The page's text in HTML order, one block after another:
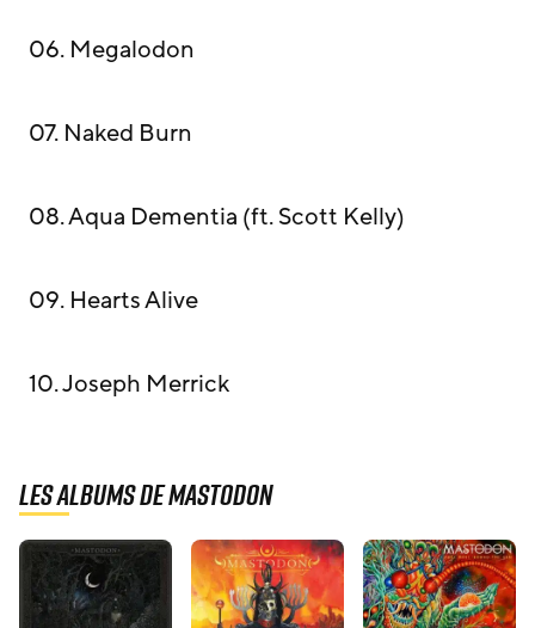
06. Megalodon
07. Naked Burn
08. Aqua Dementia (ft. Scott Kelly)
09. Hearts Alive
10. Joseph Merrick
Les albums de Mastodon